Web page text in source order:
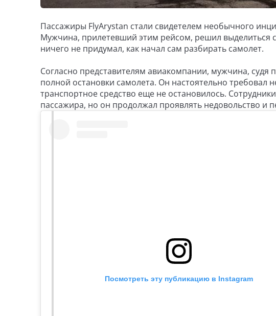
Пассажиры FlyArystan стали свидетелем необычного
Мужчина, прилетевший этим рейсом, решил
ничего не придумал, как начал сам разбирать самолет.
Согласно представителям авиакомпании, мужчина, судя
полной остановки самолета. Он настоятельно требовал
транспортное средство еще не остановилось.
пассажира, но он продолжал проявлять недовольство и
Посмотреть эту публикацию в Instagram